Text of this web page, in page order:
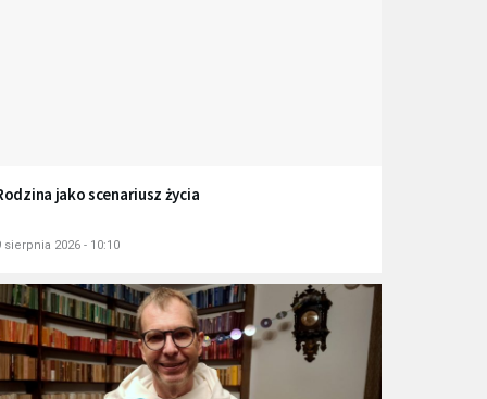
jako scenariusz życia
sierpnia 2026 - 10:10